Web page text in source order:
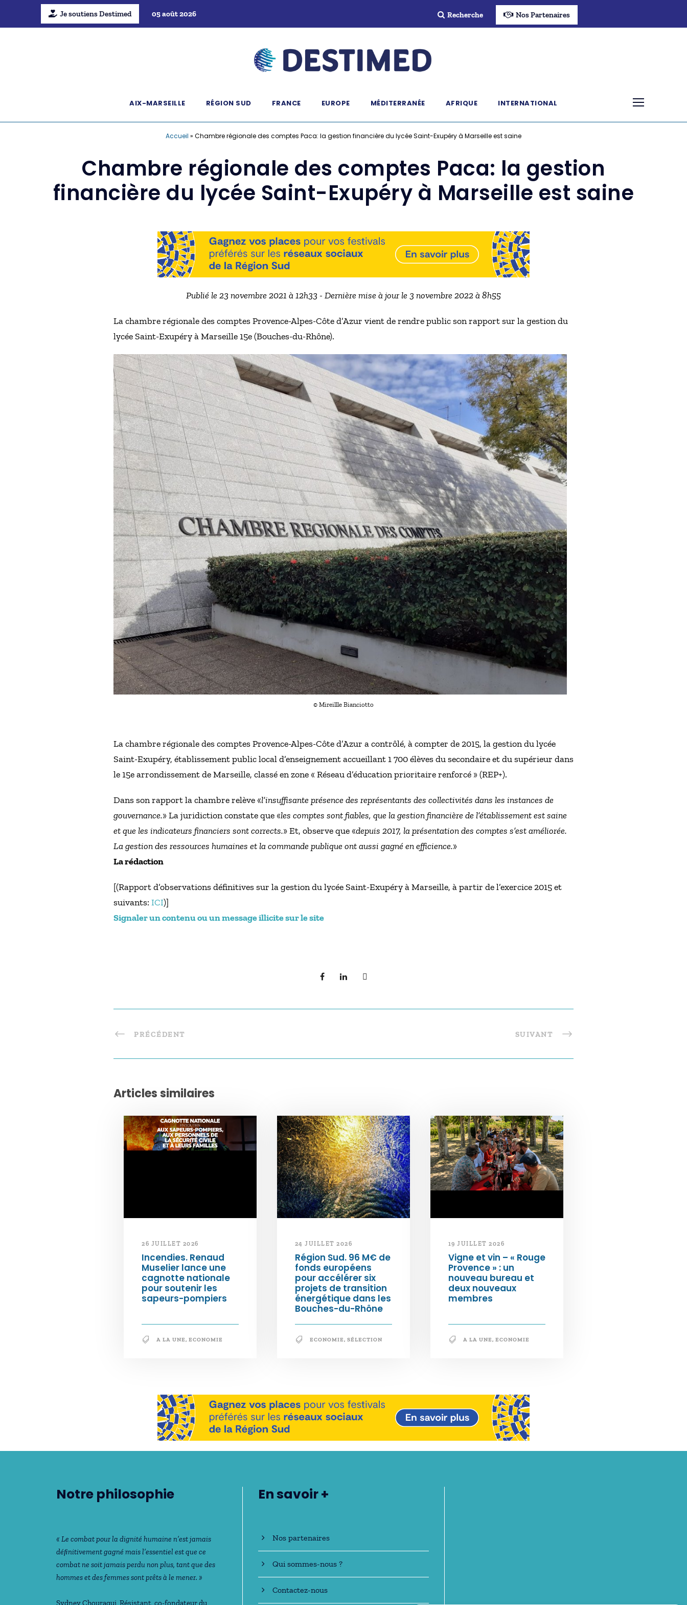
Je soutiens Destimed 05 août 2026 Recherche Nos Partenaires
AIX-MARSEILLE RÉGION SUD FRANCE EUROPE MÉDITERRANÉE AFRIQUE INTERNATIONAL
Accueil » Chambre régionale des comptes Paca: la gestion financière du lycée Saint-Exupéry à Marseille est saine
Chambre régionale des comptes Paca: la gestion
financière du lycée Saint-Exupéry à Marseille est saine
Publié le 23 novembre 2021 à 12h33 - Dernière mise à jour le 3 novembre 2022 à 8h55
La chambre régionale des comptes Provence-Alpes-Côte d’Azur vient de rendre public son rapport sur la gestion du
lycée Saint-Exupéry à Marseille 15e (Bouches-du-Rhône).
© Mireillle Bianciotto
La chambre régionale des comptes Provence-Alpes-Côte d’Azur a contrôlé, à compter de 2015, la gestion du lycée
Saint-Exupéry, établissement public local d’enseignement accueillant 1 700 élèves du secondaire et du supérieur dans
le 15e arrondissement de Marseille, classé en zone « Réseau d’éducation prioritaire renforcé » (REP+).
Dans son rapport la chambre relève «l’insuffisante présence des représentants des collectivités dans les instances de
gouvernance.» La juridiction constate que «les comptes sont fiables, que la gestion financière de l’établissement est saine
et que les indicateurs financiers sont corrects.» Et, observe que «depuis 2017, la présentation des comptes s’est améliorée.
La gestion des ressources humaines et la commande publique ont aussi gagné en efficience.»
La rédaction
[(Rapport d’observations définitives sur la gestion du lycée Saint-Exupéry à Marseille, à partir de l’exercice 2015 et
suivants: ICI)]
Signaler un contenu ou un message illicite sur le site
PRÉCÉDENT SUIVANT
Articles similaires
26 JUILLET 2026
Incendies. Renaud
Muselier lance une
cagnotte nationale
pour soutenir les
sapeurs-pompiers
A LA UNE, ECONOMIE
24 JUILLET 2026
Région Sud. 96 M€ de
fonds européens
pour accélérer six
projets de transition
énergétique dans les
Bouches-du-Rhône
ECONOMIE, SÉLECTION
19 JUILLET 2026
Vigne et vin – « Rouge
Provence » : un
nouveau bureau et
deux nouveaux
membres
A LA UNE, ECONOMIE
Notre philosophie
« Le combat pour la dignité humaine n’est jamais
déﬁnitivement gagné mais l’essentiel est que ce
combat ne soit jamais perdu non plus, tant que des
hommes et des femmes sont prêts à le mener. »
Sydney Chouraqui , Résistant, co-fondateur du
En savoir +
Nos partenaires
Qui sommes-nous ?
Contactez-nous